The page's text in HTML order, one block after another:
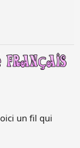
un fil qui